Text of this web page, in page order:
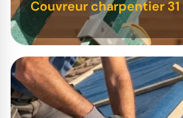
Couvreur charpentier 31